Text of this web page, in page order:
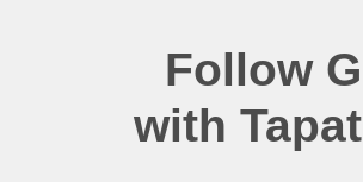
Follow
with